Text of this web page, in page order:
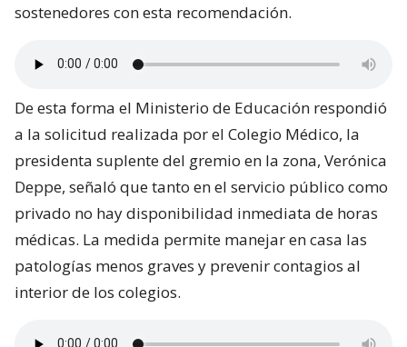
sostenedores con esta recomendación.
De esta forma el Ministerio de Educación respondió
a la solicitud realizada por el Colegio Médico, la
presidenta suplente del gremio en la zona, Verónica
Deppe, señaló que tanto en el servicio público como
privado no hay disponibilidad inmediata de horas
médicas. La medida permite manejar en casa las
patologías menos graves y prevenir contagios al
interior de los colegios.